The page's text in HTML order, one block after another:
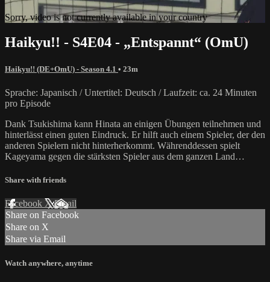
Sorry, video is not currently available in your country
Haikyu!! - S4E04 - „Entspannt“ (OmU)
Haikyu!! (DE+OmU) - Season 4.1 • 23m
Sprache: Japanisch / Untertitel: Deutsch / Laufzeit: ca. 24 Minuten
pro Episode
Dank Tsukishima kann Hinata an einigen Übungen teilnehmen und
hinterlässt einen guten Eindruck. Er hilft auch einem Spieler, der den
anderen Spielern nicht hinterherkommt. Währenddessen spielt
Kageyama gegen die stärksten Spieler aus dem ganzen Land…
Share with friends
Facebook XEmail
Share on Facebook
Share on X
Share via Email
Watch anywhere, anytime